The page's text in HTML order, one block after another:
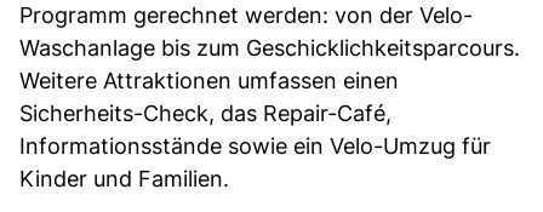
Programm gerechnet werden: von der Velo-
Waschanlage bis zum Geschicklichkeitsparcours.
Weitere Attraktionen umfassen einen
Sicherheits-Check, das Repair-Café,
Informationsstände sowie ein Velo-Umzug für
Kinder und Familien.